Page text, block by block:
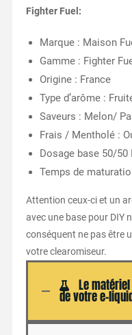
Fighter Fuel:
Marque : Maison
Gamme : Fighter
Origine : France
Type d’arôme :
Saveurs : Melon/
Frais / Mentholé :
Dosage base 50/50
Temps de
Attention ceux-ci et un
avec une base pour DIY
conséquent ne pas être
votre clearomiseur.
Le
de votre e-